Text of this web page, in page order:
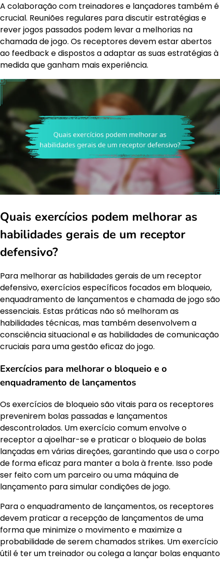
A colaboração com treinadores e lançadores também é
crucial. Reuniões regulares para discutir estratégias e
rever jogos passados podem levar a melhorias na
chamada de jogo. Os receptores devem estar abertos
ao feedback e dispostos a adaptar as suas estratégias à
medida que ganham mais experiência.
Quais exercícios podem melhorar as
habilidades gerais de um receptor
defensivo?
Para melhorar as habilidades gerais de um receptor
defensivo, exercícios específicos focados em bloqueio,
enquadramento de lançamentos e chamada de jogo são
essenciais. Estas práticas não só melhoram as
habilidades técnicas, mas também desenvolvem a
consciência situacional e as habilidades de comunicação
cruciais para uma gestão eficaz do jogo.
Exercícios para melhorar o bloqueio e o
enquadramento de lançamentos
Os exercícios de bloqueio são vitais para os receptores
prevenirem bolas passadas e lançamentos
descontrolados. Um exercício comum envolve o
receptor a ajoelhar-se e praticar o bloqueio de bolas
lançadas em várias direções, garantindo que usa o corpo
de forma eficaz para manter a bola à frente. Isso pode
ser feito com um parceiro ou uma máquina de
lançamento para simular condições de jogo.
Para o enquadramento de lançamentos, os receptores
devem praticar a recepção de lançamentos de uma
forma que minimize o movimento e maximize a
probabilidade de serem chamados strikes. Um exercício
útil é ter um treinador ou colega a lançar bolas enquanto